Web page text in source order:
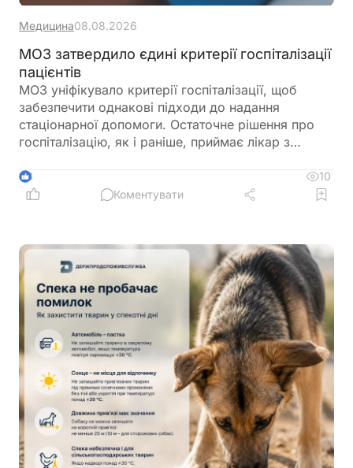
Медицина08.08.2026
МОЗ затвердило єдині критерії госпіталізації
пацієнтів
МОЗ уніфікувало критерії госпіталізації, щоб
забезпечити однакові підходи до надання
стаціонарної допомоги. Остаточне рішення про
госпіталізацію, як і раніше, приймає лікар з
3
10
Коментувати